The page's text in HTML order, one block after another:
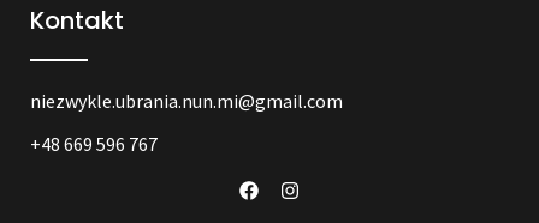
Kontakt
niezwykle.ubrania.nun.mi@gmail.com
+48 669 596 767